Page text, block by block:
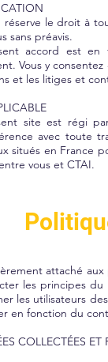
réserve le droit à
sans préavis.
accord est en
Vous y
et les litiges et
site est régi
avec toute
situés en France
vous et CTAI.
attaché
les principes
les utilisateurs
en fonction du
COLLECTÉES